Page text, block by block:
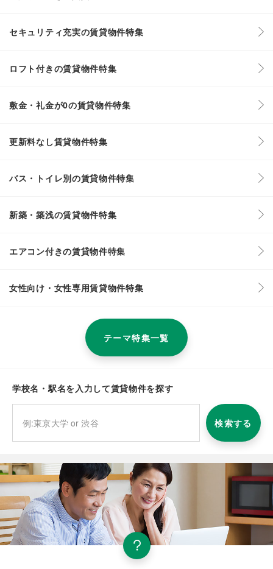
セキュリティ充実の賃貸物件特集
ロフト付きの賃貸物件特集
敷金・礼金が0の賃貸物件特集
更新料なし賃貸物件特集
バス・トイレ別の賃貸物件特集
新築・築浅の賃貸物件特集
エアコン付きの賃貸物件特集
女性向け・女性専用賃貸物件特集
テーマ特集一覧
学校名・駅名を入力して賃貸物件を探す
検索する